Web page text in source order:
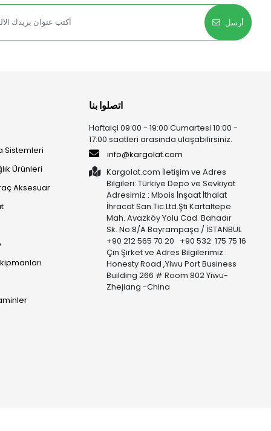
أرسل
Sistemleri
Ürünleri
Aksesuar
اتصلوا بنا
Haftaiçi 09:00 - 19:00 Cumartesi 10:00 -
17:00 saatleri arasında ulaşabilirsiniz.
info@kargolat.com
Kargolat.com İletişim ve Adres
Bilgileri: Türkiye Depo ve Sevkiyat
Adresimiz : Mbois İnşaat İthalat
İhracat San.Tic.Ltd.Şti Kartaltepe
Mah. Avazköy Yolu Cad. Bahadır
Sk. No:8/A Bayrampaşa / İSTANBUL
+90 212 565 70 20 +90 532 175 75 16
Çin Şirket ve Adres Bilgilerimiz :
Honesty Road ,Yiwu Port Business
Building 266 # Room 802 Yiwu-
Zhejiang -China